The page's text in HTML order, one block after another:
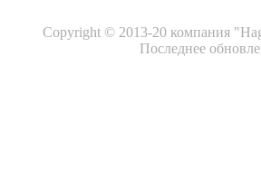
Copyright © 2013-20 компания
Последнее